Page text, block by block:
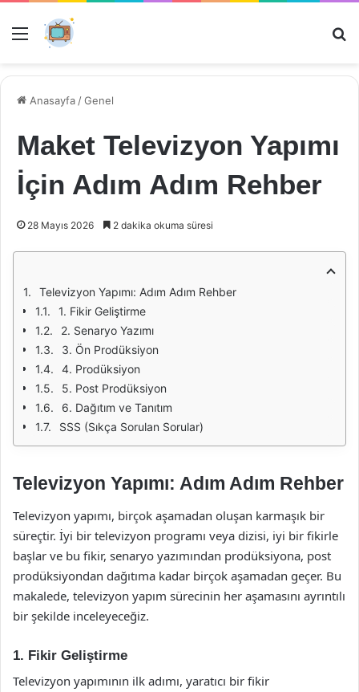
Menü
Anasayfa /Genel
Maket Televizyon Yapımı
İçin Adım Adım Rehber
28 Mayıs 2026 2 dakika okuma süresi
Televizyon Yapımı: Adım Adım Rehber
1. Fikir Geliştirme
2. Senaryo Yazımı
3. Ön Prodüksiyon
4. Prodüksiyon
5. Post Prodüksiyon
6. Dağıtım ve Tanıtım
SSS (Sıkça Sorulan Sorular)
Televizyon Yapımı: Adım Adım Rehber
Televizyon yapımı, birçok aşamadan oluşan karmaşık bir
süreçtir. İyi bir televizyon programı veya dizisi, iyi bir fikirle
başlar ve bu fikir, senaryo yazımından prodüksiyona, post
prodüksiyondan dağıtıma kadar birçok aşamadan geçer. Bu
makalede, televizyon yapım sürecinin her aşamasını ayrıntılı
bir şekilde inceleyeceğiz.
1. Fikir Geliştirme
Televizyon yapımının ilk adımı, yaratıcı bir fikir